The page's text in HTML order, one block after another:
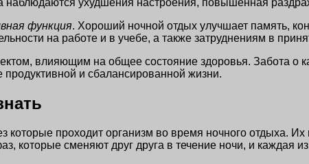
наблюдаются ухудшения настроения, повышенная
функция. Хороший ночной отдых улучшает память,
на работе и в учебе, а также затруднениям в
влияющим на общее состояние здоровья. Забота о
продуктивной и сбалансированной жизни.
которые проходит организм во время ночного отдыха.
которые сменяют друг друга в течение ночи, и каждая